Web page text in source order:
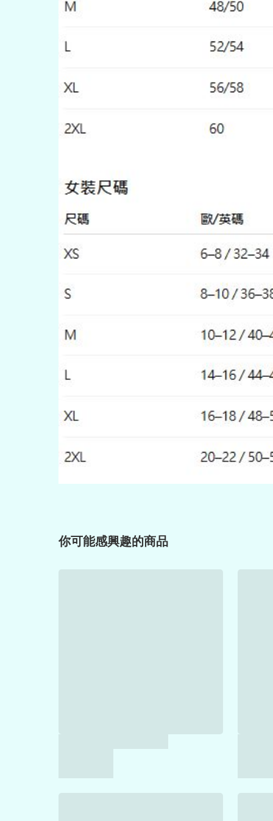
你可能感興趣的商品